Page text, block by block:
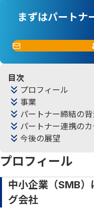
まずはパートナ
目次
プロフィール
事業
パートナー締結の
パートナー連携の
今後の展望
プロフィール
中小企業（SMB
グ会社